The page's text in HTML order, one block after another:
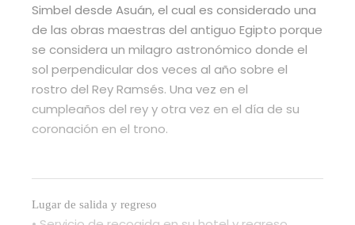
Simbel desde Asuán, el cual es considerado una
de las obras maestras del antiguo Egipto porque
se considera un milagro astronómico donde el
sol perpendicular dos veces al año sobre el
rostro del Rey Ramsés. Una vez en el
cumpleaños del rey y otra vez en el día de su
coronación en el trono.
Lugar de salida y regreso